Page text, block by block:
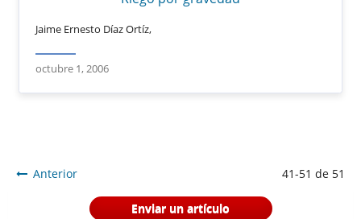
Jaime Ernesto Díaz Ortíz,
octubre 1, 2006
Anterior 41-51 de 51
Enviar un artículo